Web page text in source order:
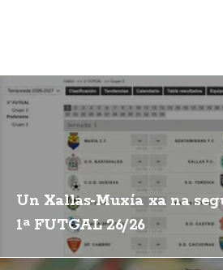
Un Xallas-Muxía xa na
1ª FUTGAL 26/26